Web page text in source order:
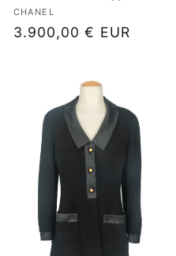
Fournisseur :
CHANEL
Prix
3.900,00 € EUR